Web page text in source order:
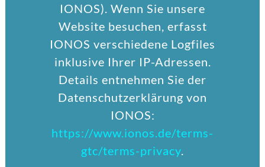
IONOS). Wenn Sie unsere
Website besuchen, erfasst
IONOS verschiedene Logfiles
inklusive Ihrer IP-Adressen.
Details entnehmen Sie der
Datenschutzerklärung von
IONOS:
https://www.ionos.de/terms-
gtc/terms-privacy.